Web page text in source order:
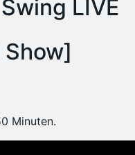
LIVE
Minuten.